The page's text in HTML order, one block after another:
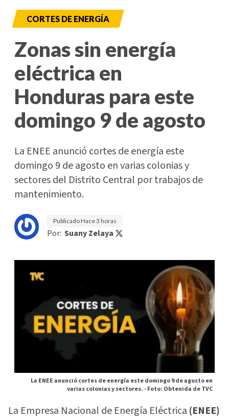
CORTES DE ENERGÍA
Zonas sin energía
eléctrica en
Honduras para este
domingo 9 de agosto
La ENEE anunció cortes de energía este
domingo 9 de agosto en varias colonias y
sectores del Distrito Central por trabajos de
mantenimiento.
PublicadoHace 3 horas
Por: Suany Zelaya
La ENEE anunció cortes de energía este domingo 9 de agosto en
varias colonias y sectores. -Foto: Obtenida de TVC
La Empresa Nacional de Energía Eléctrica (ENEE)